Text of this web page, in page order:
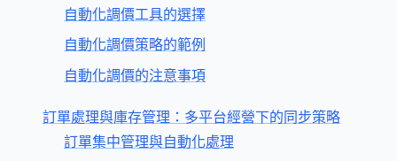
自動化調價工具的選擇
自動化調價策略的範例
自動化調價的注意事項
訂單處理與庫存管理：多平台經營下的同步策略
訂單集中管理與自動化處理